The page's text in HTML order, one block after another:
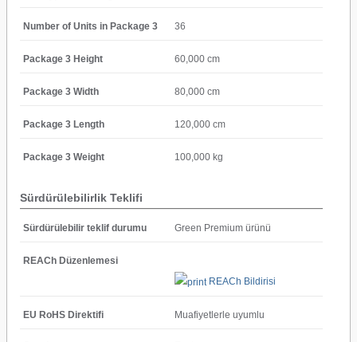
Number of Units in Package 3 36
Package 3 Height 60,000 cm
Package 3 Width 80,000 cm
Package 3 Length 120,000 cm
Package 3 Weight 100,000 kg
Sürdürülebilirlik Teklifi
Sürdürülebilir teklif durumu Green Premium ürünü
REACh Düzenlemesi
REACh Bildirisi
EU RoHS Direktifi Muafiyetlerle uyumlu